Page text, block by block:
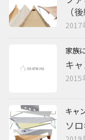
（
2017
家族
キ
2015
キャ
ソ